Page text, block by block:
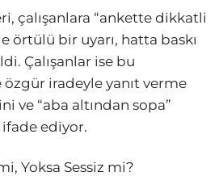
çalışanlara “ankette dikkatli
örtülü bir uyarı, hatta baskı
Çalışanlar ise bu
özgür iradeyle yanıt verme
ve “aba altından sopa”
ediyor.
Yoksa Sessiz mi?